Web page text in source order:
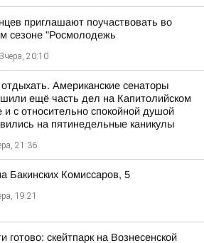
приглашают поучаствовать во
сезоне "Росмолодежь
Вчера, 20:10
Американские сенаторы
ещё часть дел на Капитолийском
и с относительно спокойной душой
на пятинедельные каникулы
21:36
Бакинских Комиссаров, 5
19:21
готово: скейтпарк на Вознесенской